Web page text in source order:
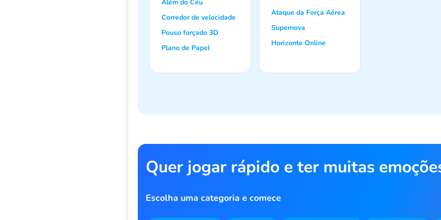
Além do Céu
Corredor de velocidade
Pouso forçado 3D
Plano de Papel
Ataque da Força Aérea
Supernova
Horizonte Online
Quer jogar rápido e ter muitas
Escolha uma categoria e comece